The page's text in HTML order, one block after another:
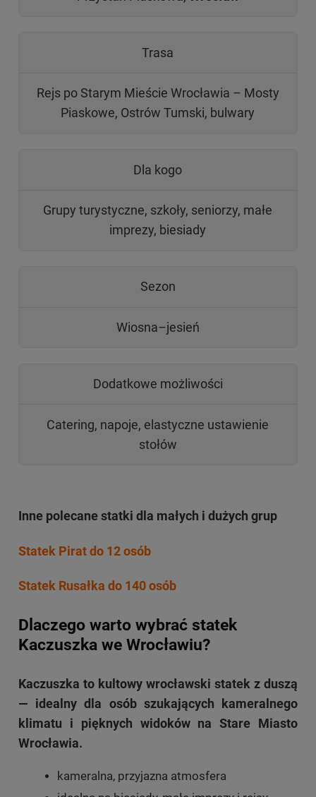
Trasa
Rejs po Starym Mieście Wrocławia – Mosty
Piaskowe, Ostrów Tumski, bulwary
Dla kogo
Grupy turystyczne, szkoły, seniorzy, małe
imprezy, biesiady
Sezon
Wiosna–jesień
Dodatkowe możliwości
Catering, napoje, elastyczne ustawienie
stołów
Inne polecane statki dla małych i dużych grup
Statek Pirat do 12 osób
Statek Rusałka do 140 osób
Dlaczego warto wybrać statek
Kaczuszka we Wrocławiu?
Kaczuszka to kultowy wrocławski statek z duszą
— idealny dla osób szukających kameralnego
klimatu i pięknych widoków na Stare Miasto
Wrocławia.
kameralna, przyjazna atmosfera